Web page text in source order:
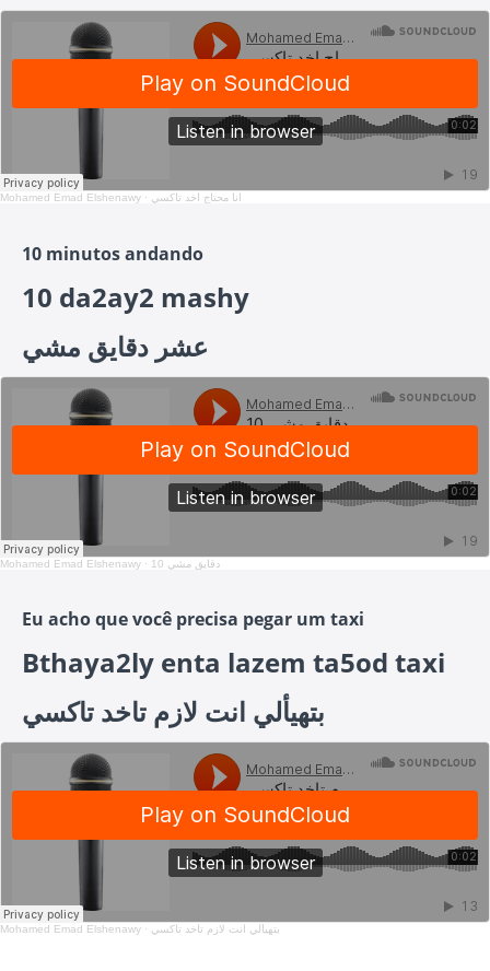
Mohamed Emad Elshenawy · انا محتاج اخد تاكسي
10 minutos andando
10 da2ay2 mashy
عشر دقايق مشي
Mohamed Emad Elshenawy · 10 دقايق مشي
Eu acho que você precisa pegar um taxi
Bthaya2ly enta lazem ta5od taxi
بتهيألي انت لازم تاخد تاكسي
Mohamed Emad Elshenawy · بتهيألي انت لازم تاخد تاكسي